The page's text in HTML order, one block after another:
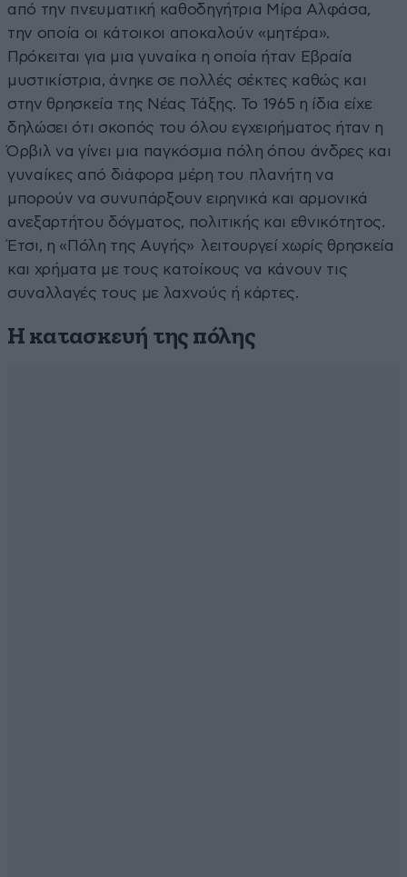
από την πνευματική καθοδηγήτρια Μίρα Αλφάσα,
την οποία οι κάτοικοι αποκαλούν «μητέρα».
Πρόκειται για μια γυναίκα η οποία ήταν Εβραία
μυστικίστρια, άνηκε σε πολλές σέκτες καθώς και
στην θρησκεία της Νέας Τάξης. Το 1965 η ίδια είχε
δηλώσει ότι σκοπός του όλου εγχειρήματος ήταν η
Όρβιλ να γίνει μια παγκόσμια πόλη όπου άνδρες και
γυναίκες από διάφορα μέρη του πλανήτη να
μπορούν να συνυπάρξουν ειρηνικά και αρμονικά
ανεξαρτήτου δόγματος, πολιτικής και εθνικότητος.
Έτσι, η «Πόλη της Αυγής» λειτουργεί χωρίς θρησκεία
και χρήματα με τους κατοίκους να κάνουν τις
συναλλαγές τους με λαχνούς ή κάρτες.
Η κατασκευή της πόλης